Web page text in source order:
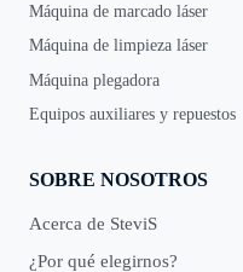
Máquina de marcado láser
Máquina de limpieza láser
Máquina plegadora
Equipos auxiliares y repuestos
SOBRE NOSOTROS
Acerca de SteviS
¿Por qué elegirnos?